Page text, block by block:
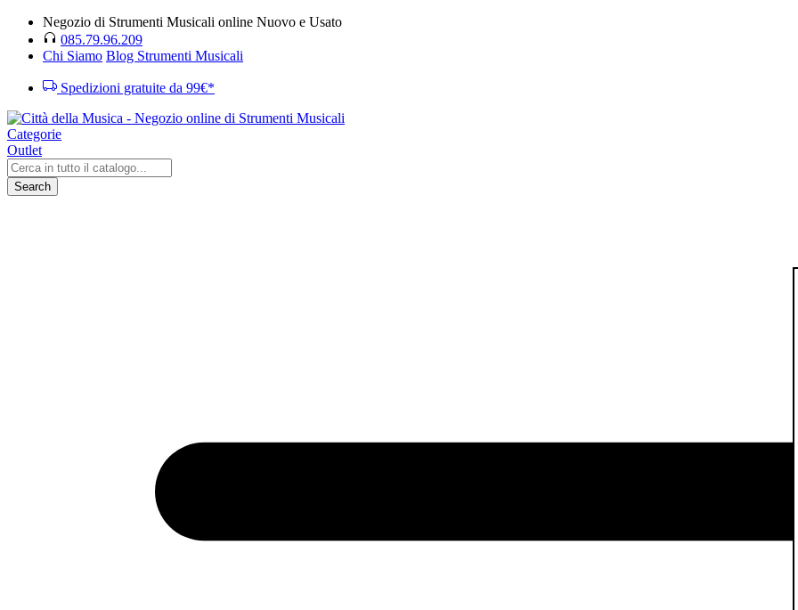
Negozio di Strumenti Musicali online Nuovo e Usato
085.79.96.209
Chi Siamo Blog Strumenti Musicali
Spedizioni gratuite da 99€*
Categorie
Outlet
Search